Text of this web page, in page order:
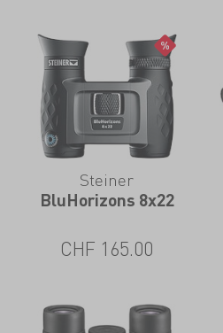
Steiner
BluHorizons 8x22
CHF 165.00